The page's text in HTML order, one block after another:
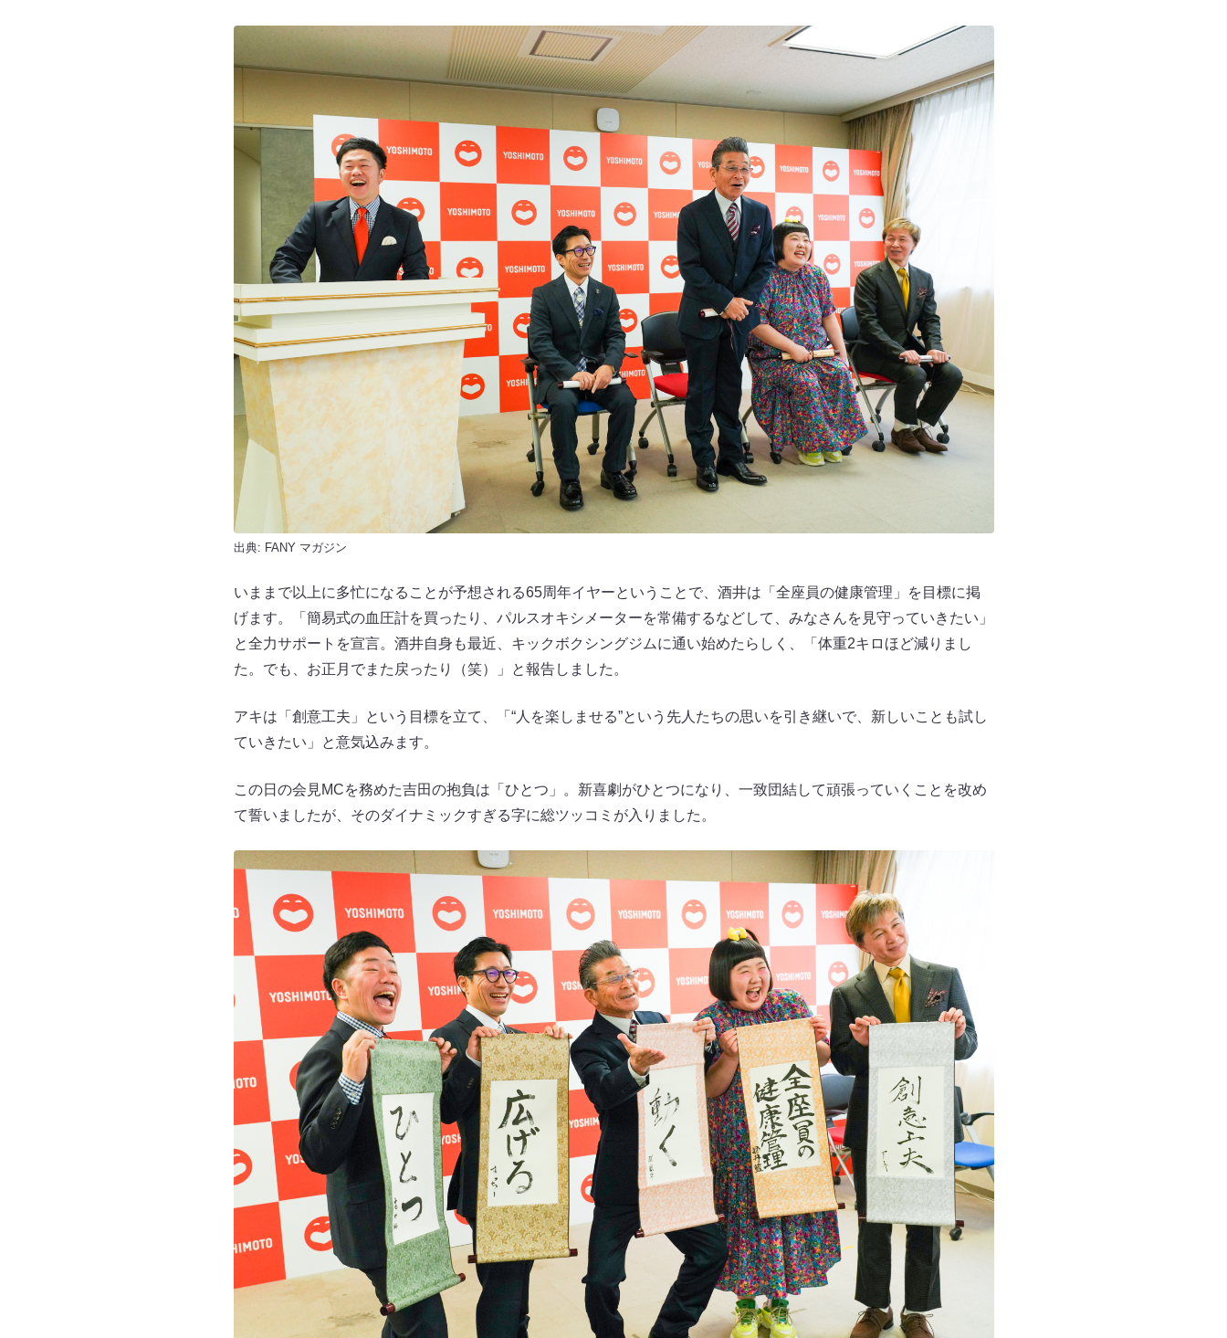
出典: FANY マガジン
いままで以上に多忙になることが予想される65周年イヤーということで、酒井は「全座員の健康管理」を目標に掲
げます。「簡易式の血圧計を買ったり、パルスオキシメーターを常備するなどして、みなさんを見守っていきたい」
と全力サポートを宣言。酒井自身も最近、キックボクシングジムに通い始めたらしく、「体重2キロほど減りまし
た。でも、お正月でまた戻ったり（笑）」と報告しました。
アキは「創意工夫」という目標を立て、「“人を楽しませる”という先人たちの思いを引き継いで、新しいことも試し
ていきたい」と意気込みます。
この日の会見MCを務めた吉田の抱負は「ひとつ」。新喜劇がひとつになり、一致団結して頑張っていくことを改め
て誓いましたが、そのダイナミックすぎる字に総ツッコミが入りました。